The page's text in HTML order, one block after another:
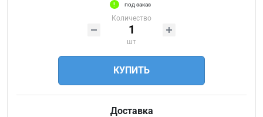
под заказ
Количество
шт
КУПИТЬ
Доставка